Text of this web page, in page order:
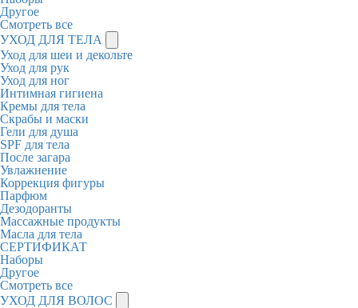
Другое
Смотреть все
УХОД ДЛЯ ТЕЛА
Уход для шеи и декольте
Уход для рук
Уход для ног
Интимная гигиена
Кремы для тела
Скрабы и маски
Гели для душа
SPF для тела
После загара
Увлажнение
Коррекция фигуры
Парфюм
Дезодоранты
Массажные продукты
Масла для тела
СЕРТИФИКАТ
Наборы
Другое
Смотреть все
УХОД ДЛЯ ВОЛОС